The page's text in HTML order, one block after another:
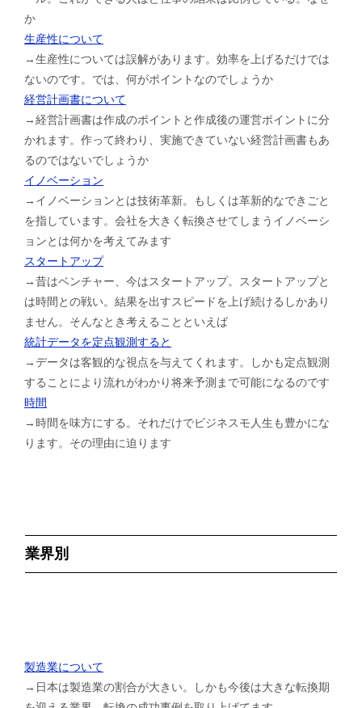
か
生産性について
→生産性については誤解があります。効率を上げるだけでは
ないのです。では、何がポイントなのでしょうか
経営計画書について
→経営計画書は作成のポイントと作成後の運営ポイントに分
かれます。作って終わり、実施できていない経営計画書もあ
るのではないでしょうか
イノベーション
→イノベーションとは技術革新。もしくは革新的なできごと
を指しています。会社を大きく転換させてしまうイノベーシ
ョンとは何かを考えてみます
スタートアップ
→昔はベンチャー、今はスタートアップ。スタートアップと
は時間との戦い。結果を出すスピードを上げ続けるしかあり
ません。そんなとき考えることといえば
統計データを定点観測すると
→データは客観的な視点を与えてくれます。しかも定点観測
することにより流れがわかり将来予測まで可能になるのです
時間
→時間を味方にする。それだけでビジネスモ人生も豊かにな
ります。その理由に迫ります
業界別
製造業について
→日本は製造業の割合が大きい。しかも今後は大きな転換期